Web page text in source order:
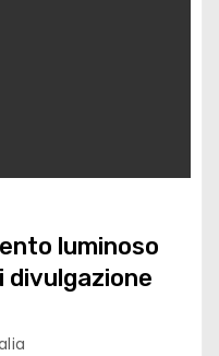
luminoso
divulgazione